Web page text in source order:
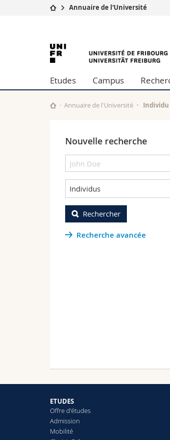
Etudes
Campus
Université
Formation continue
Annuaire de l'Université
University
of
Fribourg
Etudes Campus
Annuaire de l'Université Individu
Nouvelle recherche
Individus
Rechercher
Recherche avancée
ETUDES
Offre d'études
Admission
Mobilité